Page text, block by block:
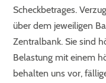
Scheckbetrages.
über dem jeweiligen
Zentralbank. Sie sind
Belastung mit einem
behalten uns vor,